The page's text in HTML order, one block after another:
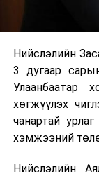
Нийслэлийн
3 дугаар
Улаанбаатар
хөгжүүлэх
чанартай
хэмжээний
Нийслэлийн